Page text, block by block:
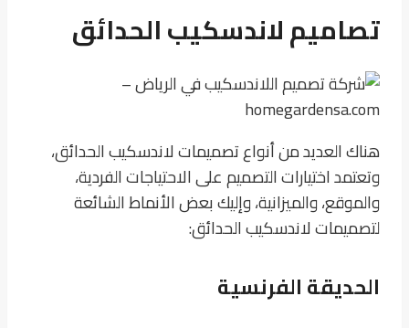
تصاميم لاندسكيب الحدائق
هناك العديد من أنواع تصميمات لاندسكيب الحدائق،
وتعتمد اختيارات التصميم على الاحتياجات الفردية،
والموقع، والميزانية، وإليك بعض الأنماط الشائعة
لتصميمات لاندسكيب الحدائق:
الحديقة الفرنسية